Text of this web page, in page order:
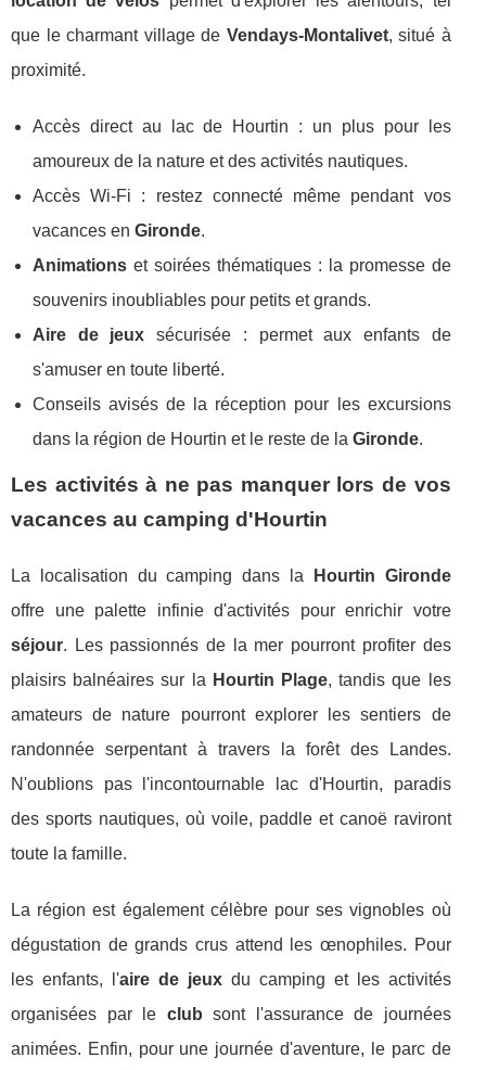
que le charmant village de Vendays-Montalivet, situé à
proximité.
Accès direct au lac de Hourtin : un plus pour les
amoureux de la nature et des activités nautiques.
Accès Wi-Fi : restez connecté même pendant vos
vacances en Gironde.
Animations et soirées thématiques : la promesse de
souvenirs inoubliables pour petits et grands.
Aire de jeux sécurisée : permet aux enfants de
s'amuser en toute liberté.
Conseils avisés de la réception pour les excursions
dans la région de Hourtin et le reste de la Gironde.
Les activités à ne pas manquer lors de vos
vacances au camping d'Hourtin
La localisation du camping dans la
Hourtin Gironde
offre une palette infinie d'activités pour enrichir votre
séjour. Les passionnés de la mer pourront profiter des
plaisirs balnéaires sur la Hourtin Plage, tandis que les
amateurs de nature pourront explorer les sentiers de
randonnée serpentant à travers la forêt des Landes.
N'oublions pas l'incontournable lac d'Hourtin, paradis
des sports nautiques, où voile, paddle et canoë raviront
toute la famille.
La région est également célèbre pour ses vignobles où
dégustation de grands crus attend les œnophiles. Pour
les enfants, l'aire de jeuxdu camping et les activités
organisées par le club sont l'assurance de journées
animées. Enfin, pour une journée d'aventure, le parc de